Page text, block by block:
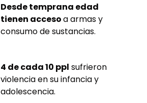
Desde temprana edad
tienen accesoa armas y
consumo de sustancias.
4 de cada 10 ppl sufrieron
violencia en su infancia y
adolescencia.